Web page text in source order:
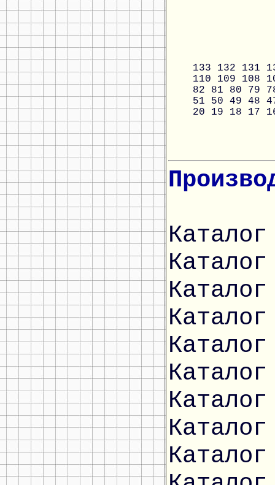
133 132 131
110
109 108
82
81 80 79
51
50 49 48
20
19 18 17